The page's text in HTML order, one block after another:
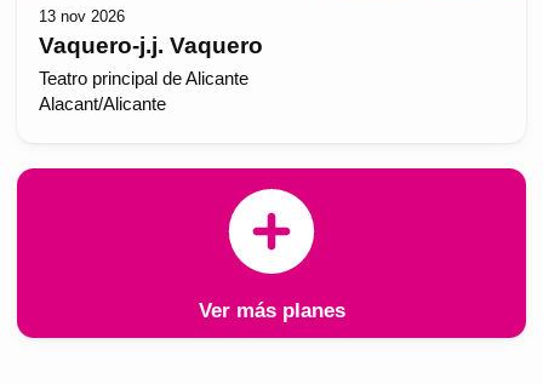
13 nov 2026
Vaquero-j.j. Vaquero
Teatro principal de Alicante
Alacant/Alicante
Ver más planes